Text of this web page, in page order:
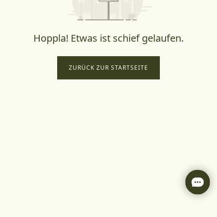
Hoppla! Etwas ist schief gelaufen.
ZURÜCK ZUR STARTSEITE